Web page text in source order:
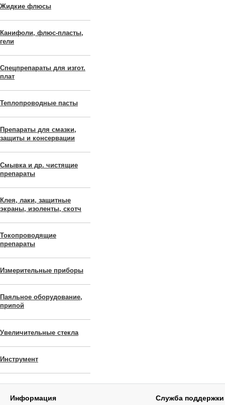
Жидкие флюсы
Канифоли, флюс-пласты,
гели
Спецпрепараты для изгот.
плат
Теплопроводные пасты
Препараты для смазки,
защиты и консервации
Смывка и др. чистящие
препараты
Клея, лаки, защитные
экраны, изоленты, скотч
Токопроводящие
препараты
Измерительные приборы
Паяльное оборудование,
припой
Увеличительные стекла
Инструмент
Информация Служба поддержки